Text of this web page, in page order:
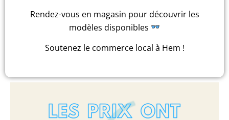
Rendez-vous en magasin pour découvrir les
modèles disponibles
Soutenez le commerce local à Hem !